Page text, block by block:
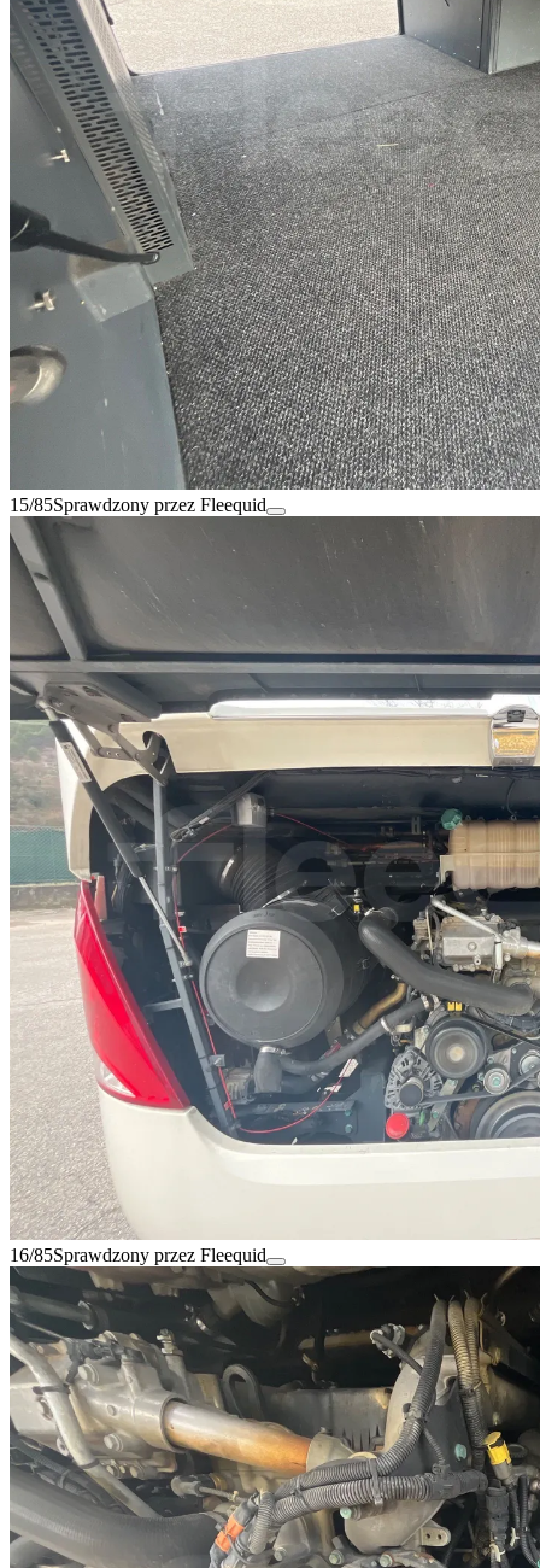
15/85Sprawdzony przez Fleequid
16/85Sprawdzony przez Fleequid